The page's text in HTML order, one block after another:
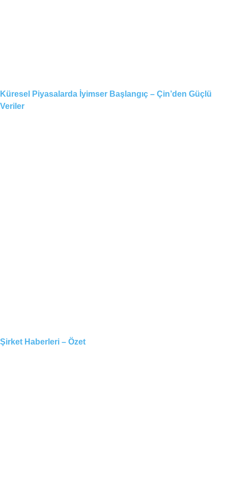
Küresel Piyasalarda İyimser Başlangıç – Çin’den Güçlü
Veriler
Şirket Haberleri – Özet